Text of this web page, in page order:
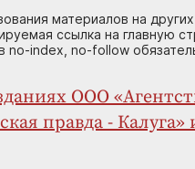
материалов на
ссылка на главную
no-index, no-follow
ООО
правда - Калуга»